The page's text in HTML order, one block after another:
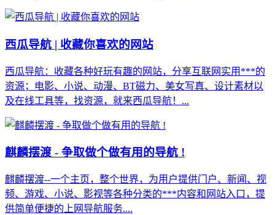
西瓜导航 | 收藏你喜欢的网站
西瓜导航：收藏各种好玩有趣的网站，分享互联网实用***的
资源；电影、小说、动漫、BT磁力、美女写真、设计素材以
及在线工具等，找资源，就来西瓜导航！...
麒麟摆渡 - 争取做个做有用的导航 !
麒麟摆渡--一个主页，整个世界，为用户提供门户、新闻、视
频、游戏、小说、影视等各种分类的***内容和网站入口，提
供简单便捷的上网导航服务....